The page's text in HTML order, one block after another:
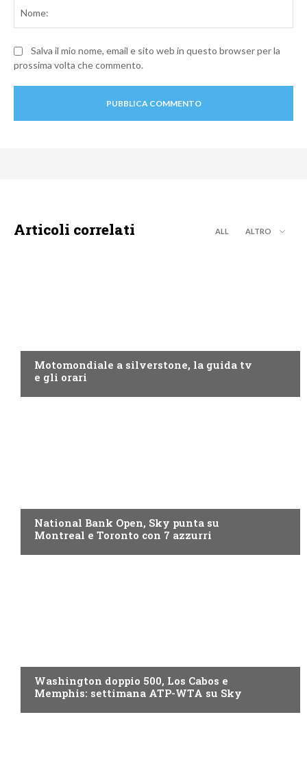
Salva il mio nome, email e sito web in questo browser per la
prossima volta che commento.
Articoli correlati ALL ALTRO
Motomondiale a silverstone, la guida tv
e gli orari
National Bank Open, Sky punta su
Montreal e Toronto con 7 azzurri
Washington doppio 500, Los Cabos e
Memphis: settimana ATP-WTA su Sky